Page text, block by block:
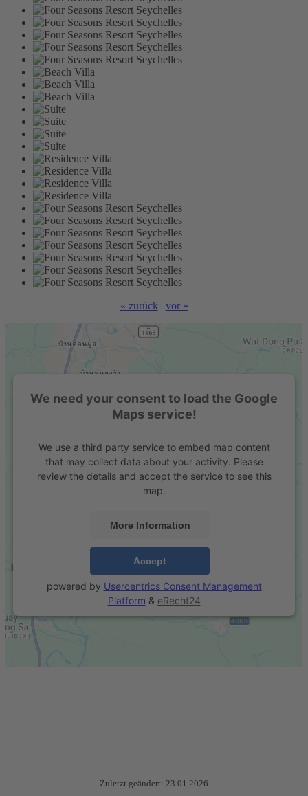
« zurück | vor »
We need your consent to load the Google
Maps service!
We use a third party service to embed map content
that may collect data about your activity. Please
review the details and accept the service to see this
map.
More Information
Accept
powered by Usercentrics Consent Management
Platform & eRecht24
Zuletzt geändert: 23.01.2026